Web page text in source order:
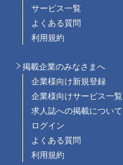
サービス一覧
よくある質問
利用規約
掲載企業のみなさまへ
企業様向け新規登録
企業様向けサービス一覧
求人誌への掲載について
ログイン
よくある質問
利用規約